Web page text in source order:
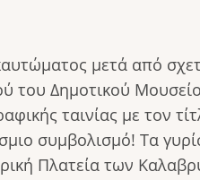
μετά από
του Δημοτικού
ταινίας με τον
συμβολισμό! Τα
Πλατεία των